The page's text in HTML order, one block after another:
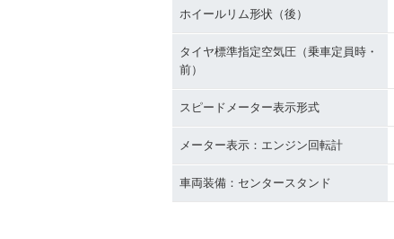
ホイールリム形状（後）
タイヤ標準指定空気圧（乗車定員時・
前）
スピードメーター表示形式
メーター表示：エンジン回転計
車両装備：センタースタンド